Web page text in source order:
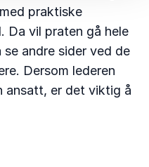
praktiske
Da vil praten gå hele
andre sider ved de
Dersom lederen
ansatt, er det viktig å